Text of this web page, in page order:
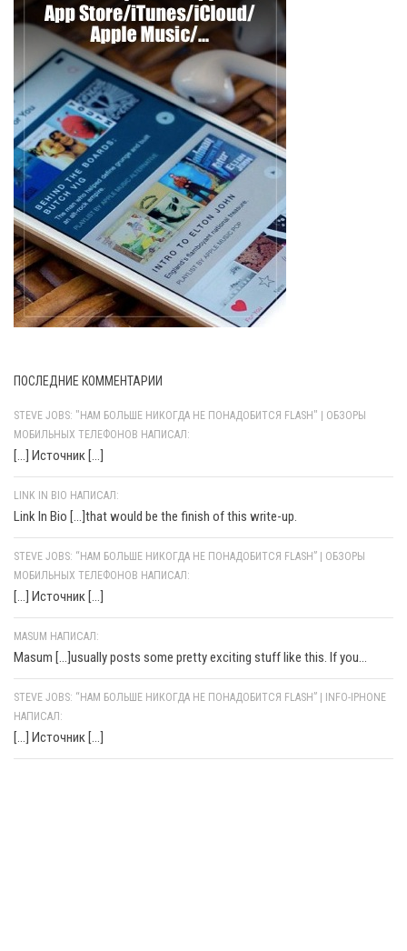
ПОСЛЕДНИЕ КОММЕНТАРИИ
STEVE JOBS: "НАМ БОЛЬШЕ НИКОГДА НЕ ПОНАДОБИТСЯ FLASH" | ОБЗОРЫ
МОБИЛЬНЫХ ТЕЛЕФОНОВ НАПИСАЛ:
[…] Источник […]
LINK IN BIO НАПИСАЛ:
Link In Bio [...]that would be the finish of this write-up.
STEVE JOBS: “НАМ БОЛЬШЕ НИКОГДА НЕ ПОНАДОБИТСЯ FLASH” | ОБЗОРЫ
МОБИЛЬНЫХ ТЕЛЕФОНОВ НАПИСАЛ:
[…] Источник […]
MASUM НАПИСАЛ:
Masum [...]usually posts some pretty exciting stuff like this. If you...
STEVE JOBS: “НАМ БОЛЬШЕ НИКОГДА НЕ ПОНАДОБИТСЯ FLASH” | INFO-IPHONE
НАПИСАЛ:
[…] Источник […]